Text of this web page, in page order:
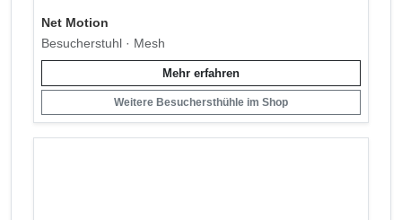
Net Motion
Besucherstuhl · Mesh
Mehr erfahren
Weitere Besuchersthühle im Shop